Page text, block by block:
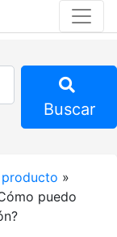
Buscar
»
puedo